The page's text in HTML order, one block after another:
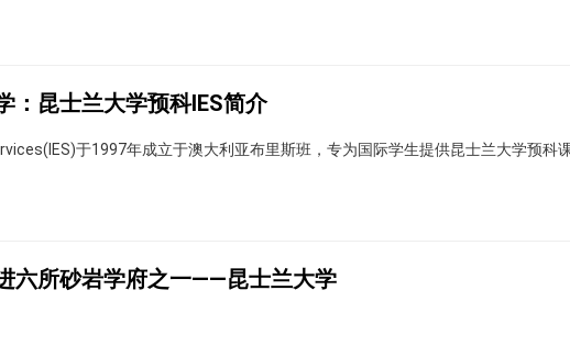
：昆士兰大学预科IES简介
于1997年成立于澳大利亚布里斯班，专为国际学生提供昆士兰大学预科
六所砂岩学府之一——昆士兰大学